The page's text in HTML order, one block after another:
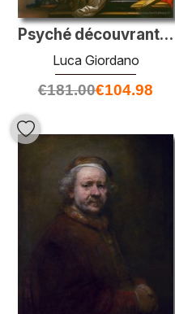
Psyché découvrant le cupidon endormi
Luca Giordano
€181.00€104.98